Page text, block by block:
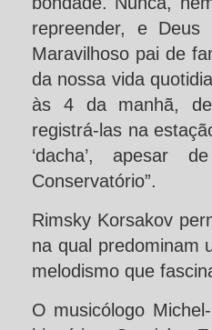
repreender, e Deus
Maravilhoso pai de
da nossa vida
às 4 da manhã,
registrá-las na
‘dacha’, apesar
Conservatório”.
Rimsky Korsakov
na qual predominam
melodismo que
O musicólogo